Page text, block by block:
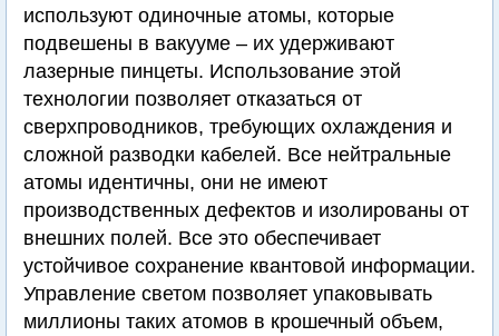
используют одиночные атомы, которые
подвешены в вакууме – их удерживают
лазерные пинцеты. Использование этой
технологии позволяет отказаться от
сверхпроводников, требующих охлаждения и
сложной разводки кабелей. Все нейтральные
атомы идентичны, они не имеют
производственных дефектов и изолированы от
внешних полей. Все это обеспечивает
устойчивое сохранение квантовой информации.
Управление светом позволяет упаковывать
миллионы таких атомов в крошечный объем,